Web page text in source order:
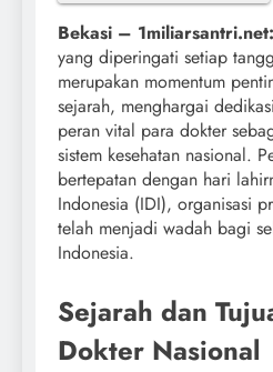
Bekasi – 1miliarsantri.net:
yang diperingati setiap
merupakan momentum
sejarah, menghargai
peran vital para dokter
sistem kesehatan nasional.
bertepatan dengan hari
Indonesia (IDI), organisasi
telah menjadi wadah bagi
Indonesia.
Sejarah dan
Dokter Nasional